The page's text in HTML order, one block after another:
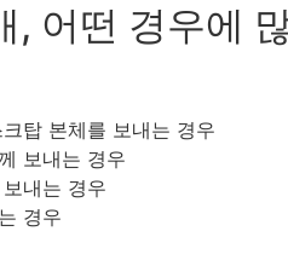
, 어떤 경우에
탑 본체를 보내는 경우
보내는 경우
내는 경우
경우